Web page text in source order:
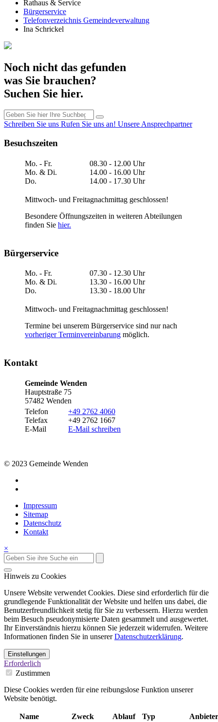
Rathaus & Service
Bürgerservice
Telefonverzeichnis Gemeindeverwaltung
Ina Schrickel
Noch nicht das gefunden
was Sie brauchen?
Suchen Sie hier.
Schreiben Sie uns Rufen Sie uns an! Unsere Ansprechpartner
Besuchszeiten
Mo. - Fr.
Mo. & Di.
Do.
08.30 - 12.00 Uhr
14.00 - 16.00 Uhr
14.00 - 17.30 Uhr
Mittwoch- und Freitagnachmittag geschlossen!
Besondere Öffnungszeiten in weiteren Abteilungen
finden Sie hier.
Bürgerservice
Mo. - Fr.
Mo. & Di.
Do.
07.30 - 12.30 Uhr
13.30 - 16.00 Uhr
13.30 - 18.00 Uhr
Mittwoch- und Freitagnachmittag geschlossen!
Termine bei unserem Bürgerservice sind nur nach
vorheriger Terminvereinbarung möglich.
Kontakt
Gemeinde Wenden
Hauptstraße 75
57482 Wenden
Telefon
Telefax
E-Mail
+49 2762 4060
+49 2762 1667
E-Mail schreiben
© 2023 Gemeinde Wenden
Impressum
Sitemap
Datenschutz
Kontakt
×
Hinweis zu Cookies
Unsere Website verwendet Cookies. Diese sind erforderlich für die
grundlegende Funktionalität der Website und helfen uns dabei, die
Benutzerfreundlichkeit stetig für Sie zu verbessern. Hierzu werden
beim Besuch pseudonymisierte Daten gesammelt und ausgewertet.
Ihr Einverständnis hierzu können Sie jederzeit widerrufen. Weitere
Informationen finden Sie in unsererDatenschutzerklärung.
Einstellungen
Erforderlich
Zustimmen
Diese Cookies werden für eine reibungslose Funktion unserer
Website benötigt.
Name Zweck Ablauf Typ Anbieter